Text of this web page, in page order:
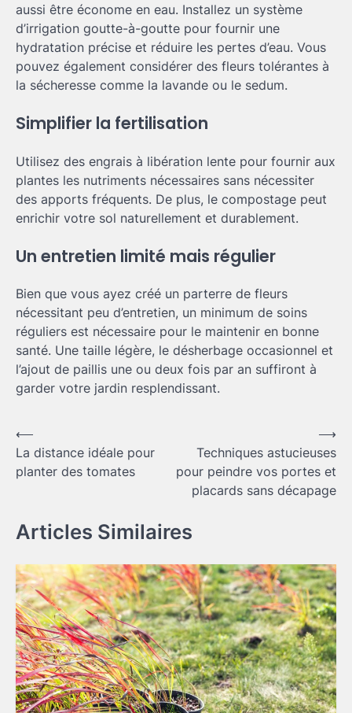
aussi être économe en eau. Installez un système
d’irrigation goutte-à-goutte pour fournir une
hydratation précise et réduire les pertes d’eau. Vous
pouvez également considérer des fleurs tolérantes à
la sécheresse comme la lavande ou le sedum.
Simplifier la fertilisation
Utilisez des engrais à libération lente pour fournir aux
plantes les nutriments nécessaires sans nécessiter
des apports fréquents. De plus, le compostage peut
enrichir votre sol naturellement et durablement.
Un entretien limité mais régulier
Bien que vous ayez créé un parterre de fleurs
nécessitant peu d’entretien, un minimum de soins
réguliers est nécessaire pour le maintenir en bonne
santé. Une taille légère, le désherbage occasionnel et
l’ajout de paillis une ou deux fois par an suffiront à
garder votre jardin resplendissant.
Navigation
de
l’article
⟵
La distance idéale pour
planter des tomates
Techniques astucieuses
pour peindre vos portes et
placards sans décapage
⟶
Articles Similaires